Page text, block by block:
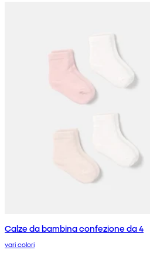
Calze da bambina confezione da 4
vari colori